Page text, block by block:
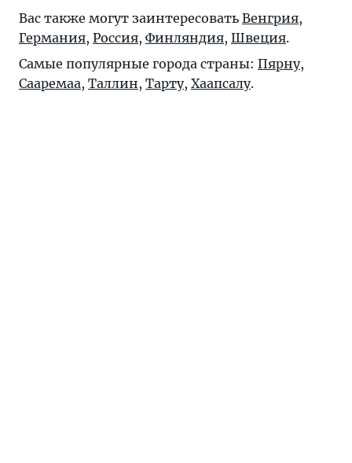
Вас также могут заинтересовать Венгрия,
Германия, Россия, Финляндия, Швеция.
Самые популярные города страны: Пярну,
Сааремаа, Таллин, Тарту, Хаапсалу.